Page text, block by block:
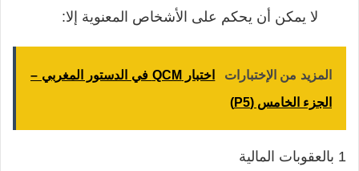
لا يمكن أن يحكم على الأشخاص المعنوية إلا:
المزيد من الإختبارات
اختبار QCM في الدستور المغربي –
الجزء الخامس (P5)
1 بالعقوبات المالية